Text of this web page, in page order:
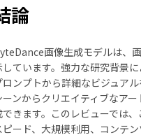
論
画像生成モデルは、
しています。強力な研究背景
ロンプトから詳細なビジュア
ーンからクリエイティブなア
できます。このレビューでは
ピード、大規模利用、コンテ